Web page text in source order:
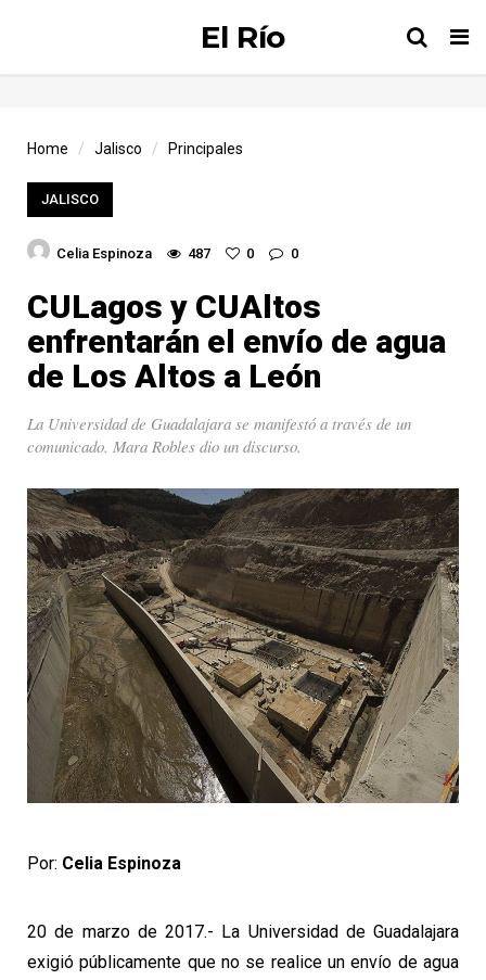
El Río
Home Jalisco Principales
JALISCO
Celia Espinoza 487 0 0
CULagos y CUAltos
enfrentarán el envío de agua
de Los Altos a León
La Universidad de Guadalajara se manifestó a través de un
comunicado. Mara Robles dio un discurso.
Por: Celia Espinoza
20 de marzo de 2017.- La Universidad de Guadalajara
exigió públicamente que no se realice un envío de agua